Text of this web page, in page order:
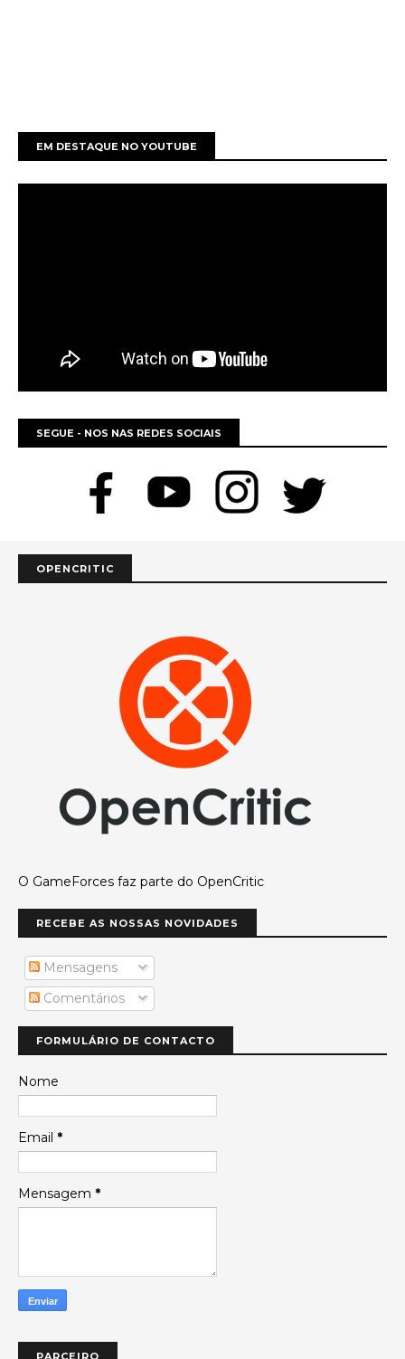
EM DESTAQUE NO YOUTUBE
SEGUE - NOS NAS REDES SOCIAIS
OPENCRITIC
O GameForces faz parte do OpenCritic
RECEBE AS NOSSAS NOVIDADES
Mensagens
Comentários
FORMULÁRIO DE CONTACTO
Nome
Email *
Mensagem *
PARCEIRO